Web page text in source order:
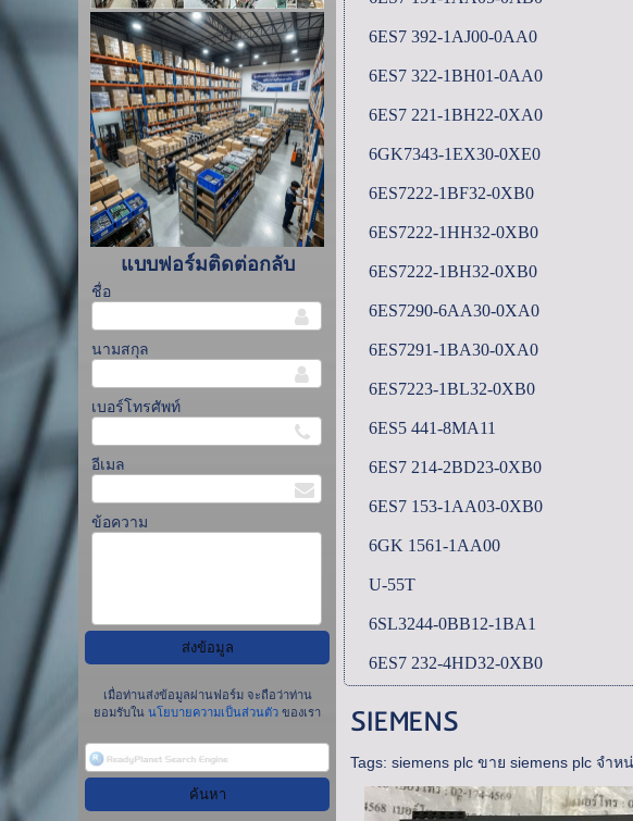
แบบฟอร์มติดต่อกลับ
ชื่อ
นามสกุล
เบอร์โทรศัพท์
อีเมล
ข้อความ
เมื่อท่านส่งข้อมูลผ่านฟอร์ม จะถือว่าท่าน
ยอมรับใน นโยบายความเป็นส่วนตัวของเรา
6ES7 392-1AJ00-0AA0
6ES7 322-1BH01-0AA0
6ES7 221-1BH22-0XA0
6GK7343-1EX30-0XE0
6ES7222-1BF32-0XB0
6ES7222-1HH32-0XB0
6ES7222-1BH32-0XB0
6ES7290-6AA30-0XA0
6ES7291-1BA30-0XA0
6ES7223-1BL32-0XB0
6ES5 441-8MA11
6ES7 214-2BD23-0XB0
6ES7 153-1AA03-0XB0
6GK 1561-1AA00
U-55T
6SL3244-0BB12-1BA1
6ES7 232-4HD32-0XB0
SIEMENS
Tags:siemens plc ขาย siemens plc จำ